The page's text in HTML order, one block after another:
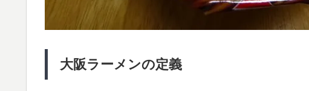
大阪ラーメンの定義